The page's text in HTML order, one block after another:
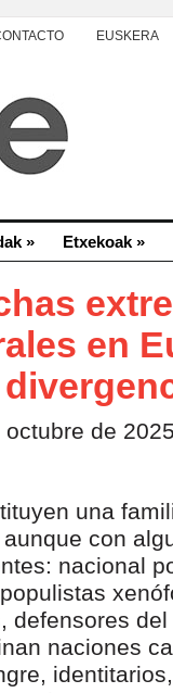
EUSKERA
» Etxekoak »
en
de
una
con
nacional
defensores
naciones